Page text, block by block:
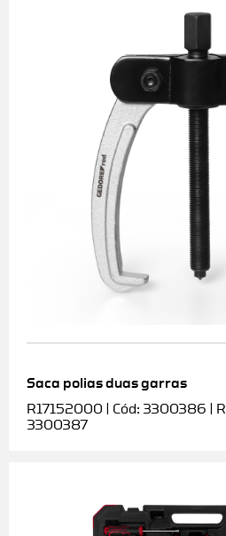
Saca polias duas garras
R17152000 | Cód: 3300386 |
3300387